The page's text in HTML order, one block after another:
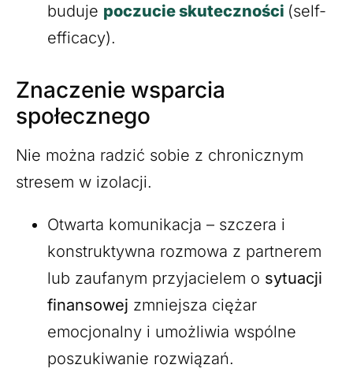
buduje poczucie skuteczności (self-
efficacy).
Znaczenie wsparcia
społecznego
Nie można radzić sobie z chronicznym
stresem w izolacji.
Otwarta komunikacja – szczera i
konstruktywna rozmowa z partnerem
lub zaufanym przyjacielem o sytuacji
finansowej zmniejsza ciężar
emocjonalny i umożliwia wspólne
poszukiwanie rozwiązań.